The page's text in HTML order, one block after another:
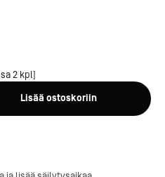
2 kpl]
Lisää ostoskoriin